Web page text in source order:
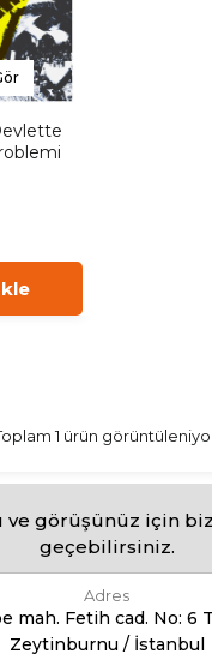
1 ürün
ve görüşünüz için
geçebilirsiniz.
Adres
mah. Fetih cad. No: 6
Zeytinburnu / İstanbul